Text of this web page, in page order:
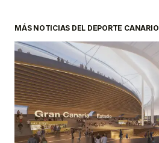
MÁS NOTICIAS DEL DEPORTE CANARIO